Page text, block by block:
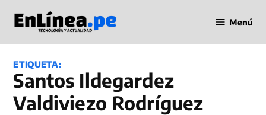
contenido
en Línea
Menú
ETIQUETA:
Santos Ildegardez
Valdiviezo Rodríguez